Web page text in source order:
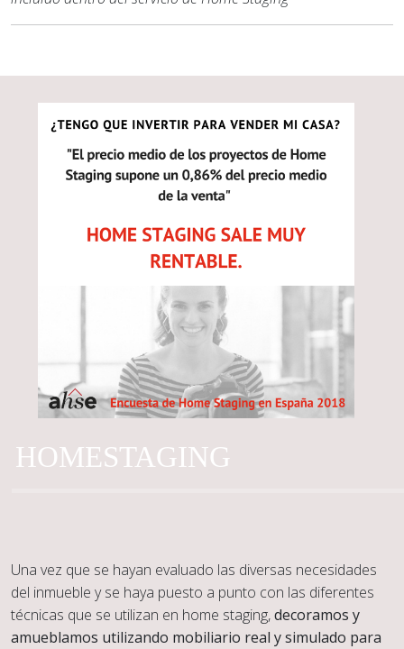
HOMESTAGING
Una vez que se hayan evaluado las diversas necesidades
del inmueble y se haya puesto a punto con las diferentes
técnicas que se utilizan en home staging,decoramos y
amueblamos utilizando mobiliario real y simulado para